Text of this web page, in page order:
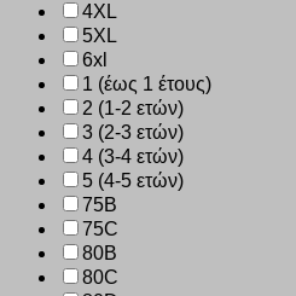
4XL
5XL
6xl
1 (έως 1 έτους)
2 (1-2 ετών)
3 (2-3 ετών)
4 (3-4 ετών)
5 (4-5 ετών)
75B
75C
80B
80C